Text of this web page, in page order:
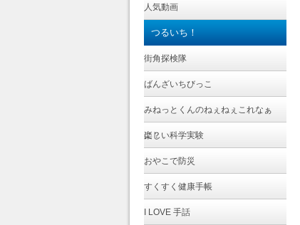
人気動画
つるいち！
街角探検隊
ばんざいちびっこ
みねっとくんのねぇねぇこれなぁ
に？
楽しい科学実験
おやこで防災
すくすく健康手帳
I LOVE 手話